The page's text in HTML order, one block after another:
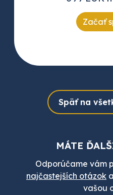
Začať
Späť na
MÁTE
Odporúčame vám
najčastejších otázok
vašou